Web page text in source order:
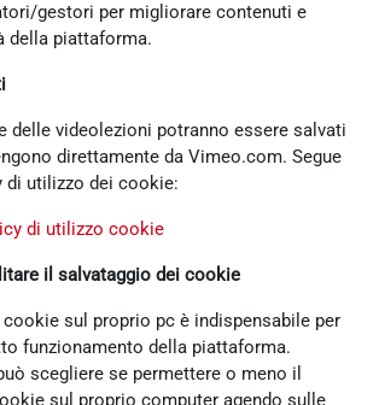
gestori per migliorare contenuti e
della piattaforma.
delle videolezioni potranno essere salvati
direttamente da Vimeo.com. Segue
di utilizzo dei cookie:
di utilizzo cookie
il salvataggio dei cookie
sul proprio pc è indispensabile per
funzionamento della piattaforma.
scegliere se permettere o meno il
sul proprio computer agendo sulle